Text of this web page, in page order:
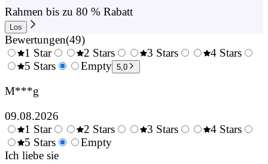
Rahmen bis zu 80 % Rabatt
Los
Bewertungen(49)
0.5
1 Star
1.5
2 Stars
2.5
3 Stars
4 Stars
5 Stars Empty 5,0
M***g
09.08.2026
0.5
Stars
1 Star
1.5
2 Stars
3 Stars
4 Stars
5 Stars
Empty
Ich liebe sie